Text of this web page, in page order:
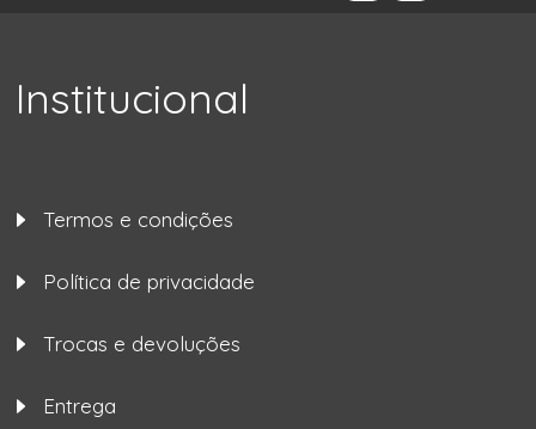
Institucional
Termos e condições
Política de privacidade
Trocas e devoluções
Entrega